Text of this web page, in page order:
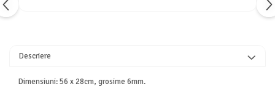
Descriere
Dimensiuni: 56 x 28cm, grosime 6mm.